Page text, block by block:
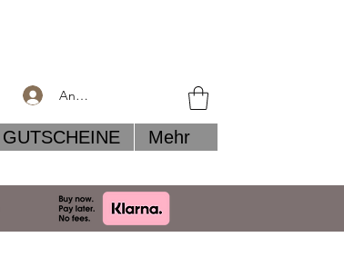
Anmelden
GUTSCHEINE Mehr